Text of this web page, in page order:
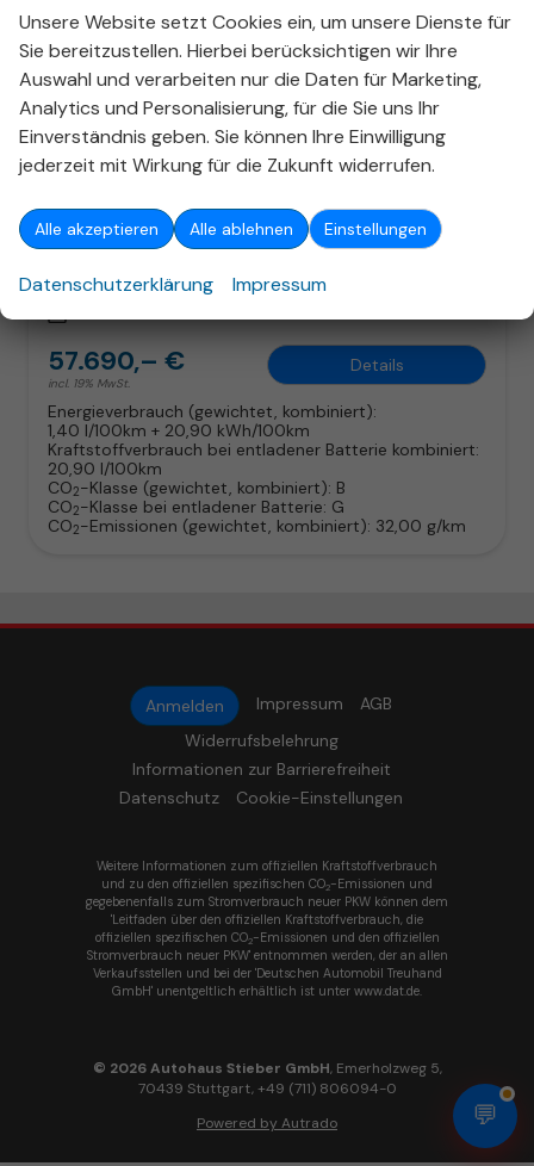
ab 370,– € mtl.
Volvo XC60
unverbindliche Lieferzeit:
Fahrzeugnr. 325521 Getriebe
Automatik
Kraftstoff Hybrid Benzin Außenfarbe
Vapour Grey
Leistung 228 kW (310 PS) Kilometerstand 10 km
57.690,– €
incl. 19% MwSt.
Details
Energieverbrauch (gewichtet, kombiniert):
1,40 l/100km + 20,90 kWh/100km
Kraftstoffverbrauch bei entladener Batterie kombiniert:
20,90 l/100km
CO2-Klasse (gewichtet, kombiniert): B
CO2-Klasse bei entladener Batterie: G
CO2-Emissionen (gewichtet, kombiniert): 32,00 g/km
Anmelden Impressum
AGB
Widerrufsbelehrung
Informationen zur Barrierefreiheit
Datenschutz
Cookie-Einstellungen
💬
Weitere Informationen zum offiziellen Kraftstoffverbrauch
und zu den offiziellen spezifischen CO2-Emissionen und
gegebenenfalls zum Stromverbrauch neuer PKW können dem
'Leitfaden über den offiziellen Kraftstoffverbrauch, die
offiziellen spezifischen CO2-Emissionen und den offiziellen
Stromverbrauch neuer PKW' entnommen werden, der an allen
Verkaufsstellen und bei der 'Deutschen Automobil Treuhand
GmbH' unentgeltlich erhältlich ist unter www.dat.de.
© 2026Autohaus Stieber GmbH, Emerholzweg 5,
70439 Stuttgart,+49 (711) 806094-0
Powered by Autrado
Unsere Website setzt Cookies ein, um unsere Dienste für
Sie bereitzustellen. Hierbei berücksichtigen wir Ihre
Auswahl und verarbeiten nur die Daten für Marketing,
Analytics und Personalisierung, für die Sie uns Ihr
Einverständnis geben. Sie können Ihre Einwilligung
jederzeit mit Wirkung für die Zukunft widerrufen.
Alle akzeptieren Alle ablehnen Einstellungen
Datenschutzerklärung Impressum